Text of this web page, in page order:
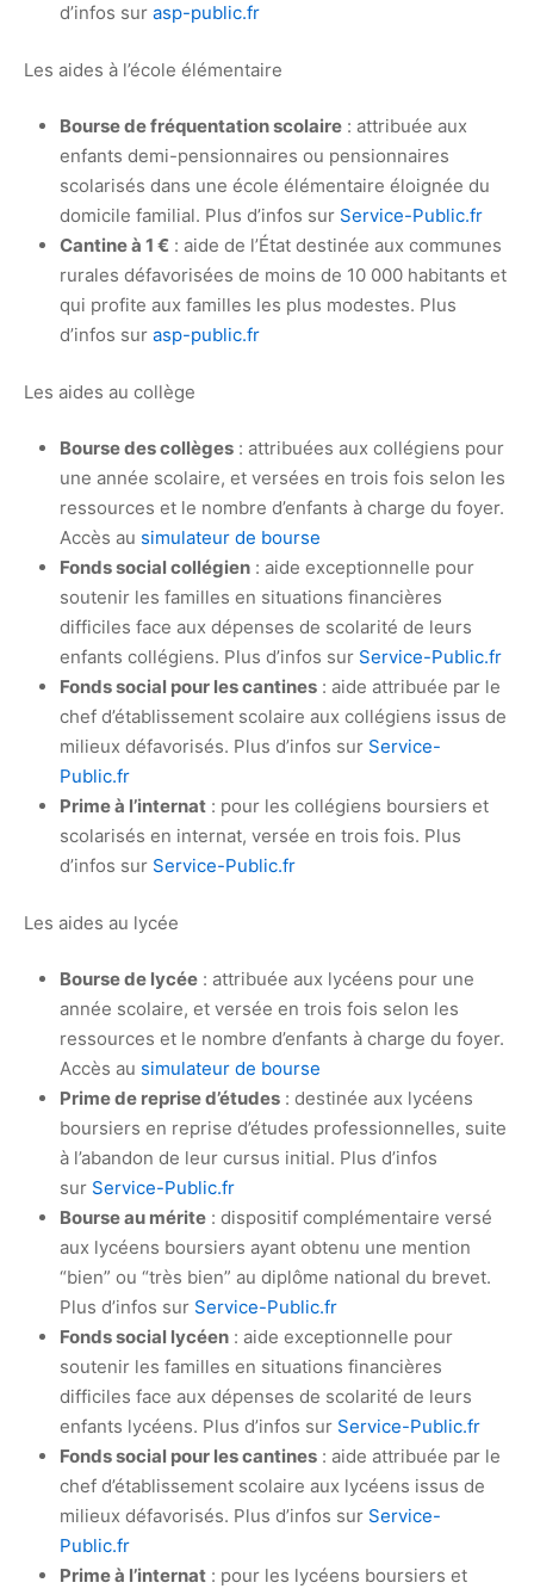
d’infos sur asp-public.fr
Les aides à l’école élémentaire
Bourse de fréquentation scolaire : attribuée aux
enfants demi-pensionnaires ou pensionnaires
scolarisés dans une école élémentaire éloignée du
domicile familial. Plus d’infos sur Service-Public.fr
Cantine à 1 € : aide de l’État destinée aux communes
rurales défavorisées de moins de 10 000 habitants et
qui profite aux familles les plus modestes. Plus
d’infos sur asp-public.fr
Les aides au collège
Bourse des collèges : attribuées aux collégiens pour
une année scolaire, et versées en trois fois selon les
ressources et le nombre d’enfants à charge du foyer.
Accès au simulateur de bourse
Fonds social collégien : aide exceptionnelle pour
soutenir les familles en situations financières
difficiles face aux dépenses de scolarité de leurs
enfants collégiens. Plus d’infos sur Service-Public.fr
Fonds social pour les cantines : aide attribuée par le
chef d’établissement scolaire aux collégiens issus de
milieux défavorisés. Plus d’infos sur Service-
Public.fr
Prime à l’internat : pour les collégiens boursiers et
scolarisés en internat, versée en trois fois. Plus
d’infos sur Service-Public.fr
Les aides au lycée
Bourse de lycée : attribuée aux lycéens pour une
année scolaire, et versée en trois fois selon les
ressources et le nombre d’enfants à charge du foyer.
Accès au simulateur de bourse
Prime de reprise d’études : destinée aux lycéens
boursiers en reprise d’études professionnelles, suite
à l’abandon de leur cursus initial. Plus d’infos
sur Service-Public.fr
Bourse au mérite : dispositif complémentaire versé
aux lycéens boursiers ayant obtenu une mention
“bien” ou “très bien” au diplôme national du brevet.
Plus d’infos sur Service-Public.fr
Fonds social lycéen : aide exceptionnelle pour
soutenir les familles en situations financières
difficiles face aux dépenses de scolarité de leurs
enfants lycéens. Plus d’infos sur Service-Public.fr
Fonds social pour les cantines : aide attribuée par le
chef d’établissement scolaire aux lycéens issus de
milieux défavorisés. Plus d’infos sur Service-
Public.fr
Prime à l’internat : pour les lycéens boursiers et